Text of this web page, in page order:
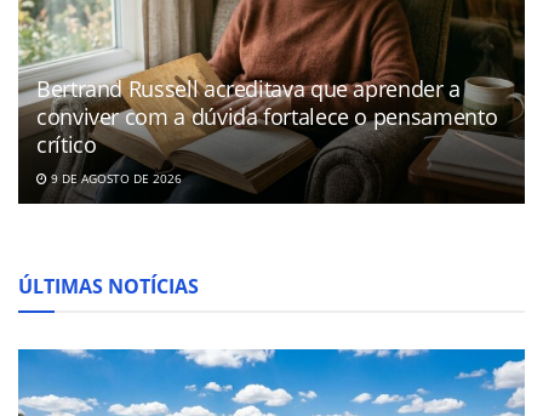
Bertrand Russell acreditava que aprender a
conviver com a dúvida fortalece o pensamento
crítico
9 DE AGOSTO DE 2026
ÚLTIMAS NOTÍCIAS